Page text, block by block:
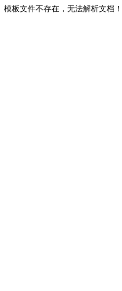
模板文件不存在，无法解析文档！